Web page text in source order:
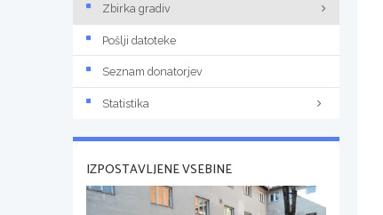
Zbirka gradiv
Pošlji datoteke
Seznam donatorjev
Statistika
IZPOSTAVLJENE VSEBINE